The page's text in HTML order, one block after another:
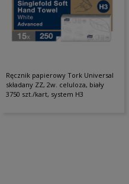
Ręcznik papierowy Tork Universal
składany ZZ, 2w. celuloza, biały
3750 szt./kart, system H3